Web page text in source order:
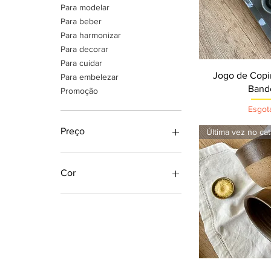
Para modelar
Para beber
Para harmonizar
Para decorar
Para cuidar
Para embelezar
Promoção
Preço
R$ 14
Cor
Jogo de
Última vez no